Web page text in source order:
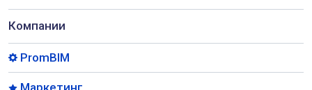
Компании
PromBIM